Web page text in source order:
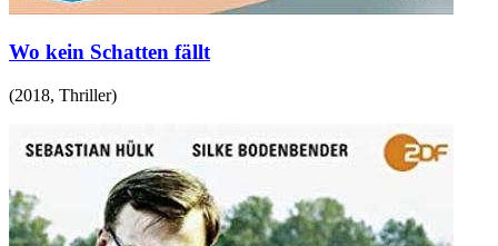
Wo kein Schatten fällt
(2018, Thriller)